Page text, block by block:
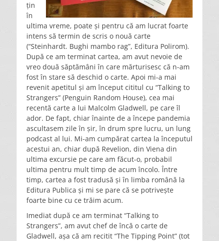
țin
în
ultima vreme, poate și pentru că am lucrat foarte
intens să termin de scris o nouă carte
(“Steinhardt. Bughi mambo rag”, Editura Polirom).
După ce am terminat cartea, am avut nevoie de
vreo două săptămâni în care mărturisesc că n-am
fost în stare să deschid o carte. Apoi mi-a mai
revenit apetitul și am început cititul cu “Talking to
Strangers” (Penguin Random House), cea mai
recentă carte a lui Malcolm Gladwell, pe care îl
ador. De fapt, chiar înainte de a începe pandemia
ascultasem zile în șir, în drum spre lucru, un lung
podcast al lui. Mi-am cumpărat cartea la începutul
acestui an, chiar după Revelion, din Viena din
ultima excursie pe care am făcut-o, probabil
ultima pentru mult timp de acum încolo. Între
timp, cartea a fost tradusă și în limba română la
Editura Publica și mi se pare că se potrivește
foarte bine cu ce trăim acum.
Imediat după ce am terminat “Talking to
Strangers”, am avut chef de încă o carte de
Gladwell, așa că am recitit “The Tipping Point” (tot